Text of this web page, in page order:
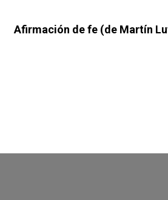
Afirmación de fe (de Martín